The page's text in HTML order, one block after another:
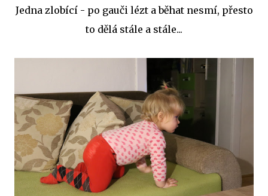
Jedna zlobící - po gauči lézt a běhat nesmí, přesto
to dělá stále a stále...